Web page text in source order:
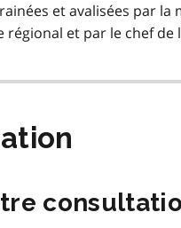
et avalisées par la
et par le chef de